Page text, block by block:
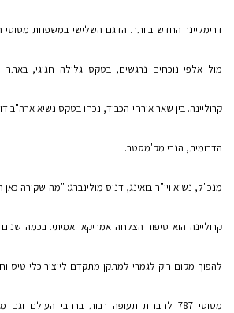
דרימליינר החדש ביותר. הדגם השלישי במשפחת מטוסי
מול אלפי נוכחים נרגשים, בטקס גלילה חגיגי,
קרוליינה. בין שאר אורחי הכבוד, נכחו בטקס נשיא ארה"ב
הדרומית, הנרי מק'מסטר.
מנכ"ל, נשיא ויו"ר בואינג, דניס מולינברג: "מה שקורה
קרוליינה הוא סיפור הצלחה אמריקאי אמיתי. בכמה
להפוך מקום ריק לגמרי למתקן מתקדם לייצור כלי טיס
מטוסי 787 לחברות תעופה רבות ברחבי העולם